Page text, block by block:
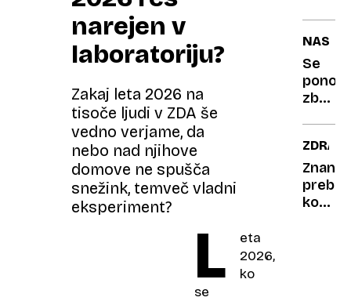
narejen v
laboratoriju?
Zakaj leta 2026 na
tisoče ljudi v ZDA še
vedno verjame, da
nebo nad njihove
domove ne spušča
snežink, temveč vladni
eksperiment?
L
eta
2026,
ko
se
meje
športi
najbolj
Se
ponoči
in
kdaj
je
preboj: